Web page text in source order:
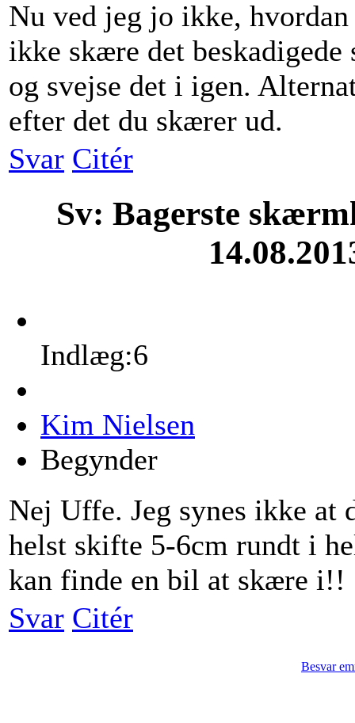
Nu ved jeg jo ikke, hvordan
ikke skære det
og svejse det i igen.
efter det du skærer ud.
Svar Citér
Sv: Bagerste
Indlæg:6
Kim Nielsen
Begynder
Nej Uffe. Jeg synes ikke at
helst skifte 5-6cm rundt i
kan finde en bil at skære i!!
Svar Citér
Besvar